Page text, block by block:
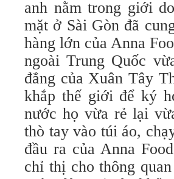
anh nằm trong giới
mặt ở Sài Gòn đã
hàng lớn của Anna
ngoài Trung Quốc
đẳng của Xuân Tây
khắp thế giới để ký
nước họ vừa rẻ lại
thò tay vào túi áo,
đầu ra của Anna
chỉ thị cho thông